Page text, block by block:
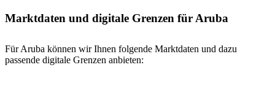
Marktdaten und digitale Grenzen für Aruba
Für Aruba können wir Ihnen folgende Marktdaten und dazu
passende digitale Grenzen anbieten: